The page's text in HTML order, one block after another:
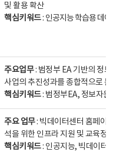
및 활용 확산
핵심키워드: 인공지능 학습용 데
주요업무: 범정부 EA 기반의 정
사업의 추진성과를 종합적으로
핵심키워드: 범정부EA, 정보자
주요 업무: 빅데이터센터 홈페이
석을 위한 인프라 지원 및 교육정
핵심키워드: 인공지능, 빅데이터,